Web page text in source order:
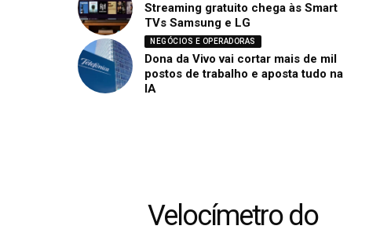
Streaming gratuito chega às Smart
TVs Samsung e LG
NEGÓCIOS E OPERADORAS
Dona da Vivo vai cortar mais de mil
postos de trabalho e aposta tudo na
IA
Velocímetro do